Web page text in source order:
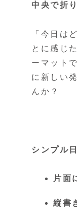
中央で折
「今日は
とに感じ
ーマット
に新しい
んか？
シンプル
片面
縦書